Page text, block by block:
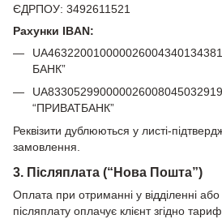
ЄДРПОУ: 3492611521
Рахунки IBAN:
БАНК”
“ПРИВАТБАНК”
Реквізити дублюються у листі-
замовлення.
3. Післяплата (“Нова Пошта”)
Оплата при отриманні у відділенні або
післяплату оплачує клієнт згідно